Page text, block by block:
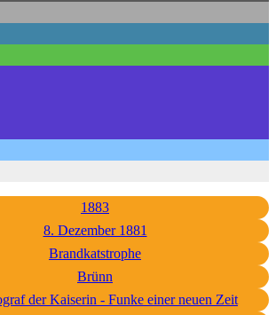
1883
8. Dezember 1881
Brandkatstrophe
Brünn
der Kaiserin - Funke einer neuen Zeit